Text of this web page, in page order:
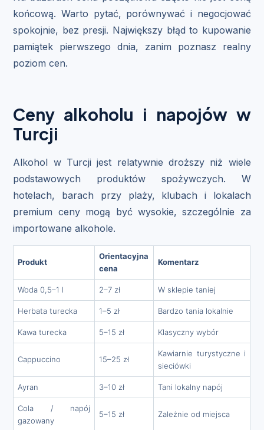
końcową. Warto pytać, porównywać i negocjować
spokojnie, bez presji. Największy błąd to kupowanie
pamiątek pierwszego dnia, zanim poznasz realny
poziom cen.
Ceny alkoholu i napojów w
Turcji
Alkohol w Turcji jest relatywnie droższy niż wiele
podstawowych produktów spożywczych. W
hotelach, barach przy plaży, klubach i lokalach
premium ceny mogą być wysokie, szczególnie za
importowane alkohole.
Produkt
Orientacyjna
cena
Komentarz
Woda 0,5–1 l 2–7 zł W sklepie taniej
Herbata turecka 1–5 zł Bardzo tania lokalnie
Kawa turecka 5–15 zł Klasyczny wybór
Cappuccino 15–25 zł
Kawiarnie turystyczne i
sieciówki
Ayran 3–10 zł Tani lokalny napój
Cola / napój
gazowany
5–15 zł Zależnie od miejsca